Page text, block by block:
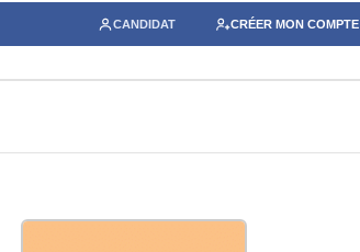
CANDIDAT CRÉER MON COMPTE